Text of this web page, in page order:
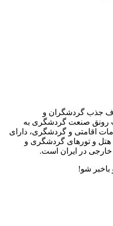
جذب گردشگران و
رونق صنعت گردشگری به
اقامتی و گردشگری، دارای
هتل و تورهای گردشگری و
خارجی در ایران است.
باخبر شو!